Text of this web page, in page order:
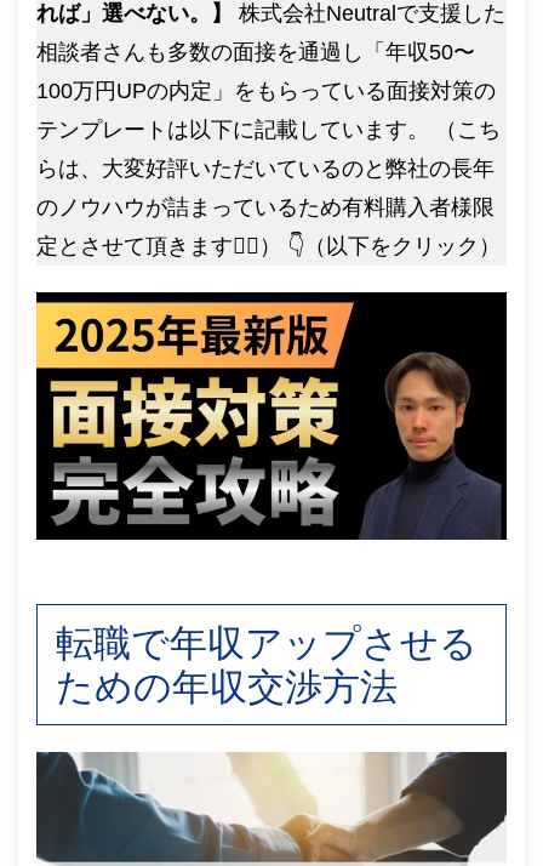
れば」選べない。】
株式会社Neutralで支援した
相談者さんも多数の面接を通過し「年収50〜
100万円UPの内定」をもらっている面接対策の
テンプレートは以下に記載しています。 （こち
らは、大変好評いただいているのと弊社の長年
のノウハウが詰まっているため有料購入者様限
定とさせて頂きます🙇‍♂️） 👇（以下をクリック）
転職で年収アップさせる
ための年収交渉方法